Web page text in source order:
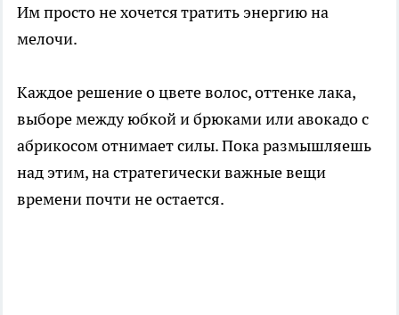
Им просто не хочется тратить энергию на
мелочи.
Каждое решение о цвете волос, оттенке лака,
выборе между юбкой и брюками или авокадо с
абрикосом отнимает силы. Пока размышляешь
над этим, на стратегически важные вещи
времени почти не остается.